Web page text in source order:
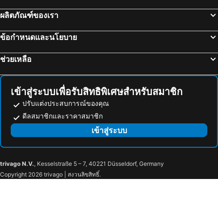
ผลิตภัณฑ์ของเรา
ข้อกำหนดและนโยบาย
ช่วยเหลือ
เข้าสู่ระบบเพื่อรับสิทธิพิเศษสำหรับสมาชิก
ปรับแต่งประสบการณ์ของคุณ
ดีลสมาชิกและราคาสมาชิก
เข้าสู่ระบบ
trivago N.V., Kesselstraße 5 – 7, 40221 Düsseldorf, Germany
Copyright 2026 trivago | สงวนลิขสิทธิ์.